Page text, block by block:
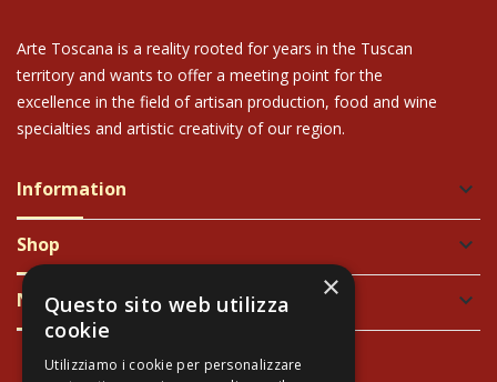
Arte Toscana is a reality rooted for years in the Tuscan
territory and wants to offer a meeting point for the
excellence in the field of artisan production, food and wine
specialties and artistic creativity of our region.
Information keyboard_arrow_down
Shop keyboard_arrow_down
Newsletter keyboard_arrow_down
×
Questo sito web utilizza
cookie
Utilizziamo i cookie per personalizzare